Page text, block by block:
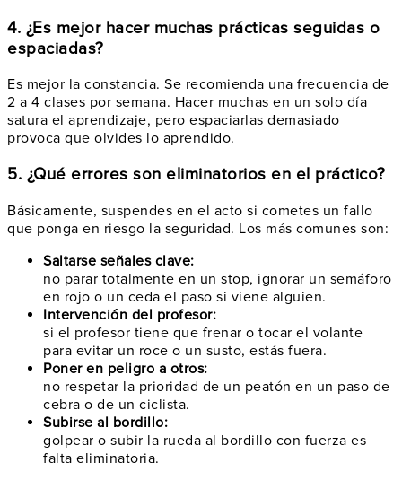
4. ¿Es mejor hacer muchas prácticas seguidas o
espaciadas?
Es mejor la constancia. Se recomienda una frecuencia de
2 a 4 clases por semana. Hacer muchas en un solo día
satura el aprendizaje, pero espaciarlas demasiado
provoca que olvides lo aprendido.
5. ¿Qué errores son eliminatorios en el práctico?
Básicamente, suspendes en el acto si cometes un fallo
que ponga en riesgo la seguridad. Los más comunes son:
Saltarse señales clave:
no parar totalmente en un stop, ignorar un semáforo
en rojo o un ceda el paso si viene alguien.
Intervención del profesor:
si el profesor tiene que frenar o tocar el volante
para evitar un roce o un susto, estás fuera.
Poner en peligro a otros:
no respetar la prioridad de un peatón en un paso de
cebra o de un ciclista.
Subirse al bordillo:
golpear o subir la rueda al bordillo con fuerza es
falta eliminatoria.